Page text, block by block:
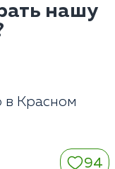
нашу
в Красном
94